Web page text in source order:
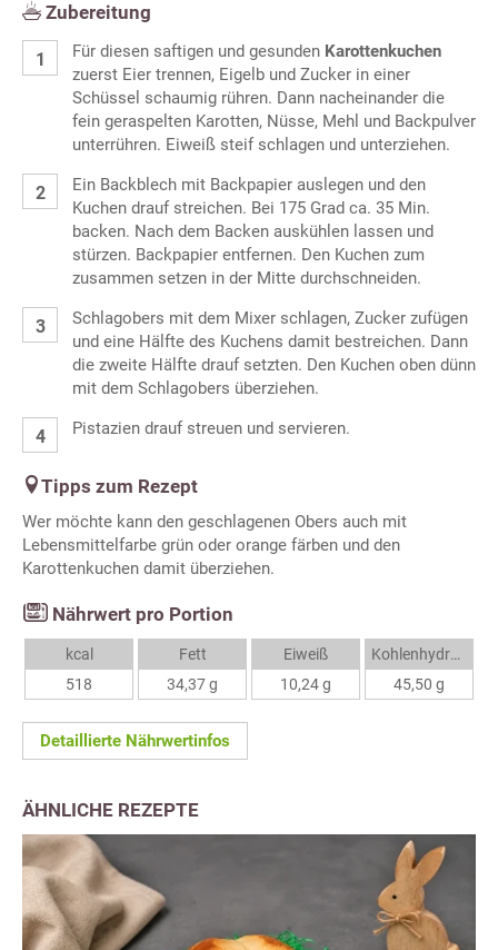
Zubereitung
Für diesen saftigen und gesunden Karottenkuchen
zuerst Eier trennen, Eigelb und Zucker in einer
Schüssel schaumig rühren. Dann nacheinander die
fein geraspelten Karotten, Nüsse, Mehl und Backpulver
unterrühren. Eiweiß steif schlagen und unterziehen.
Ein Backblech mit Backpapier auslegen und den
Kuchen drauf streichen. Bei 175 Grad ca. 35 Min.
backen. Nach dem Backen auskühlen lassen und
stürzen. Backpapier entfernen. Den Kuchen zum
zusammen setzen in der Mitte durchschneiden.
Schlagobers mit dem Mixer schlagen, Zucker zufügen
und eine Hälfte des Kuchens damit bestreichen. Dann
die zweite Hälfte drauf setzten. Den Kuchen oben dünn
mit dem Schlagobers überziehen.
Pistazien drauf streuen und servieren.
Tipps zum Rezept
Wer möchte kann den geschlagenen Obers auch mit
Lebensmittelfarbe grün oder orange färben und den
Karottenkuchen damit überziehen.
Nährwert pro Portion
kcal
518
Fett
34,37 g
Eiweiß
10,24 g
Kohlenhydrate
45,50 g
Detaillierte Nährwertinfos
ÄHNLICHE REZEPTE